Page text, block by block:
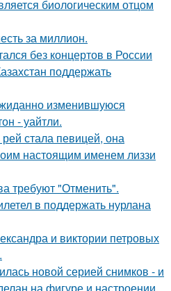
биологическим отцом
за миллион.
без концертов в России
поддержать
изменившуюся
- уайтли.
стала певицей, она
настоящим именем лиззи
требуют "Отменить".
в поддержать нурлана
и виктории петровых
новой серией снимков - и